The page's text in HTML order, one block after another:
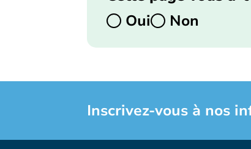
Oui
Non
Inscrivez-vous à nos